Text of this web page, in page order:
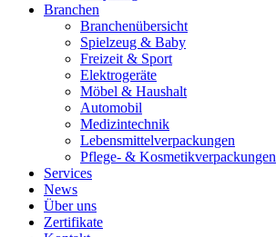
Branchen
Branchenübersicht
Spielzeug & Baby
Freizeit & Sport
Elektrogeräte
Möbel & Haushalt
Automobil
Medizintechnik
Lebensmittelverpackungen
Pflege- & Kosmetikverpackungen
Services
News
Über uns
Zertifikate